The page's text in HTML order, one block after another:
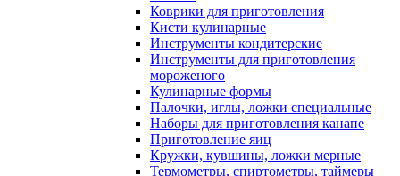
Коврики для приготовления
Кисти кулинарные
Инструменты кондитерские
Инструменты для приготовления
мороженого
Кулинарные формы
Палочки, иглы, ложки специальные
Наборы для приготовления канапе
Приготовление яиц
Кружки, кувшины, ложки мерные
Термометры, спиртометры, таймеры